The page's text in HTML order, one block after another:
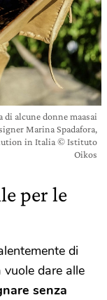
di alcune donne maasai
Marina Spadafora,
in Italia © Istituto
Oikos
per le
di
dare alle
senza